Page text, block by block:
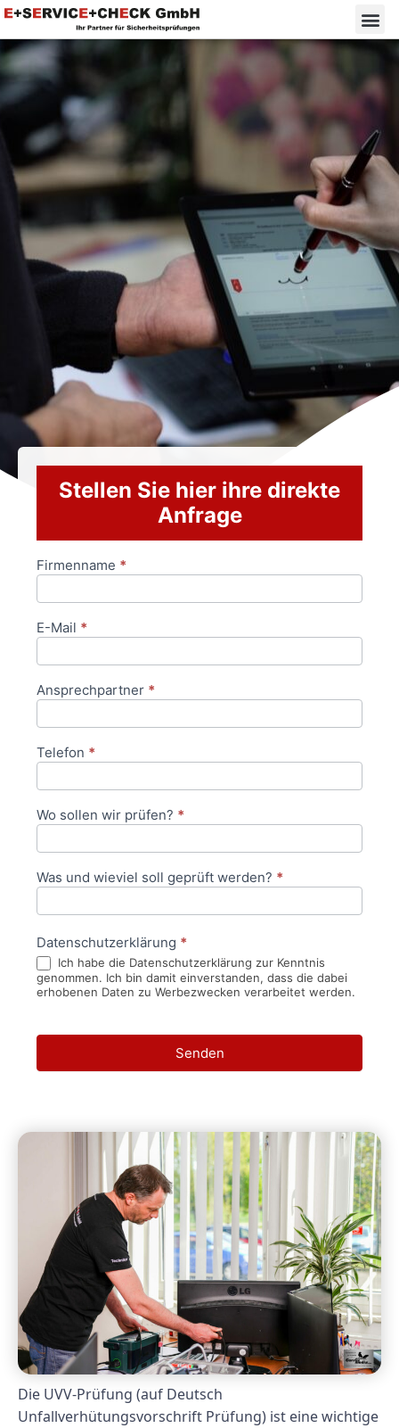
Stellen Sie hier ihre direkte
Anfrage
Anfrageformular
Firmenname *
E-Mail *
Ansprechpartner *
Telefon *
Wo sollen wir prüfen? *
Was und wieviel soll geprüft werden? *
Datenschutzerklärung *
Ich habe die Datenschutzerklärung zur Kenntnis
genommen. Ich bin damit einverstanden, dass die dabei
erhobenen Daten zu Werbezwecken verarbeitet werden.
Senden
Die UVV-Prüfung (auf Deutsch
Unfallverhütungsvorschrift Prüfung) ist eine wichtige